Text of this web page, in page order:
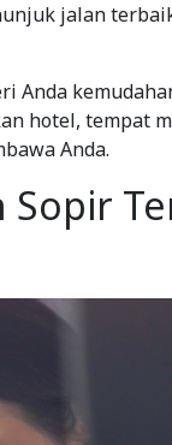
jalan
Anda
hotel, tempat
Anda.